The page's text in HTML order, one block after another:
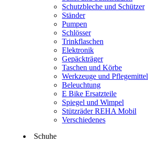
Schutzbleche und Schützer
Ständer
Pumpen
Schlösser
Trinkflaschen
Elektronik
Gepäckträger
Taschen und Körbe
Werkzeuge und Pflegemittel
Beleuchtung
E Bike Ersatzteile
Spiegel und Wimpel
Stützräder REHA Mobil
Verschiedenes
Schuhe